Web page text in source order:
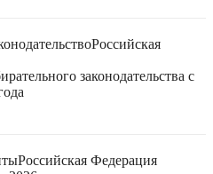
Российская
законодательства с
Российская Федерация